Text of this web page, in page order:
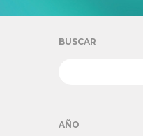
BUSCAR
AÑO